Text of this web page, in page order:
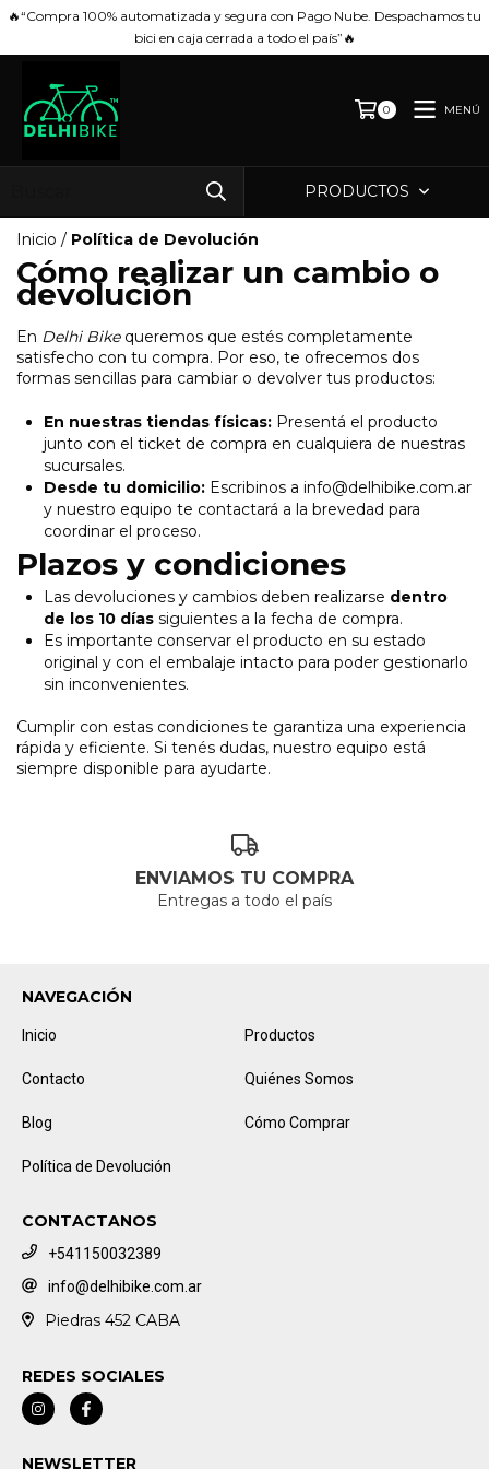
🔥“Compra 100% automatizada y segura con Pago Nube. Despachamos tu
bici en caja cerrada a todo el país”🔥
0 MENÚ
PRODUCTOS
Inicio / Política de Devolución
Cómo realizar un cambio o
devolución
En Delhi Bikequeremos que estés completamente
satisfecho con tu compra. Por eso, te ofrecemos dos
formas sencillas para cambiar o devolver tus productos:
En nuestras tiendas físicas: Presentá el producto
junto con el ticket de compra en cualquiera de nuestras
sucursales.
Desde tu domicilio: Escribinos a info@delhibike.com.ar
y nuestro equipo te contactará a la brevedad para
coordinar el proceso.
Plazos y condiciones
Las devoluciones y cambios deben realizarse dentro
de los 10 días siguientes a la fecha de compra.
Es importante conservar el producto en su estado
original y con el embalaje intacto para poder gestionarlo
sin inconvenientes.
Cumplir con estas condiciones te garantiza una experiencia
rápida y eficiente. Si tenés dudas, nuestro equipo está
siempre disponible para ayudarte.
ENVIAMOS TU COMPRA
Entregas a todo el país
NAVEGACIÓN
Inicio Productos
Contacto Quiénes Somos
Blog Cómo Comprar
Política de Devolución
CONTACTANOS
+541150032389
info@delhibike.com.ar
Piedras 452 CABA
REDES SOCIALES
NEWSLETTER